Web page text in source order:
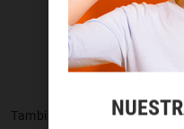
También te puede servir